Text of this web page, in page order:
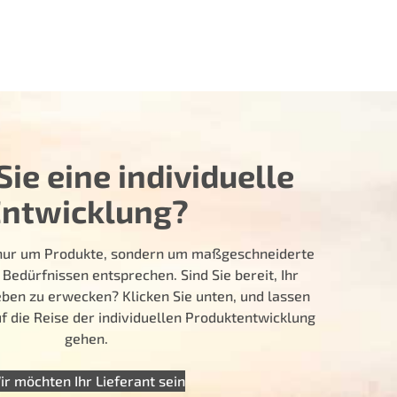
eine individuelle
um Produkte, sondern um maßgeschneiderte
entsprechen. Sind Sie bereit, Ihr
zu erwecken? Klicken Sie unten, und lassen
die Reise der individuellen Produktentwicklung
gehen.
möchten Ihr Lieferant sein